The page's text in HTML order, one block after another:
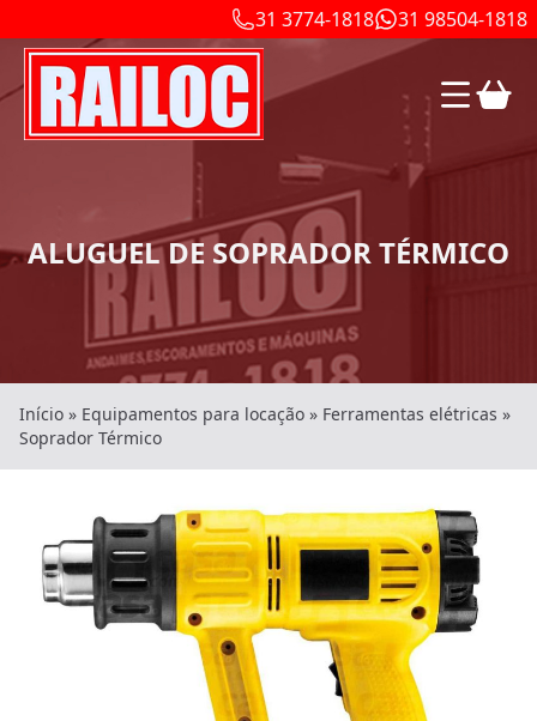
31 3774-1818 31 98504-1818
ALUGUEL DE SOPRADOR TÉRMICO
Início » Equipamentos para locação » Ferramentas elétricas »
Soprador Térmico